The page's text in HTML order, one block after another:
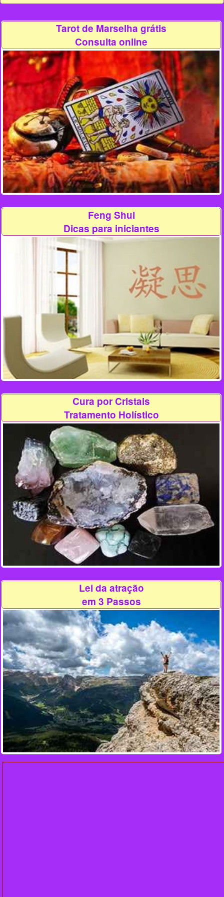
Tarot de Marselha grátis
Consulta online
Feng Shui
Dicas para iniciantes
Cura por Cristais
Tratamento Holístico
Lei da atração
em 3 Passos